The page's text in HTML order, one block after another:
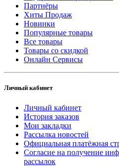
Партнёры
Хиты Продаж
Новинки
Популярные товары
Все товары
Товары со скидкой
Онлайн Сервисы
Личный кабинет
Личный кабинет
История заказов
Мои закладки
Рассылка новостей
Официальная платёжная
Согласие на получение
рассылок